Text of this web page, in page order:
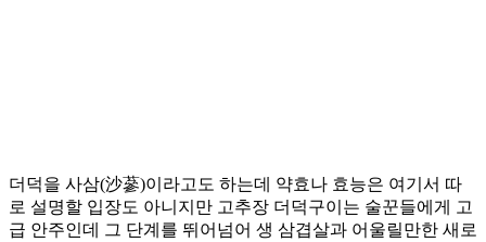
더덕을 사삼(沙蔘)이라고도 하는데 약효나 효능은 여기서 따
로 설명할 입장도 아니지만 고추장 더덕구이는 술꾼들에게 고
급 안주인데 그 단계를 뛰어넘어 생 삼겹살과 어울릴만한 새로